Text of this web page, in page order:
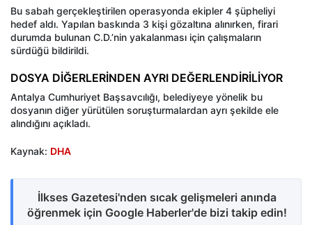
Bu sabah gerçekleştirilen operasyonda ekipler 4 şüpheliyi
hedef aldı. Yapılan baskında 3 kişi gözaltına alınırken, firari
durumda bulunan C.D.’nin yakalanması için çalışmaların
sürdüğü bildirildi.
DOSYA DİĞERLERİNDEN AYRI DEĞERLENDİRİLİYOR
Antalya Cumhuriyet Başsavcılığı, belediyeye yönelik bu
dosyanın diğer yürütülen soruşturmalardan ayrı şekilde ele
alındığını açıkladı.
Kaynak: DHA
İlkses Gazetesi'nden sıcak gelişmeleri anında
öğrenmek için Google Haberler'de bizi takip edin!